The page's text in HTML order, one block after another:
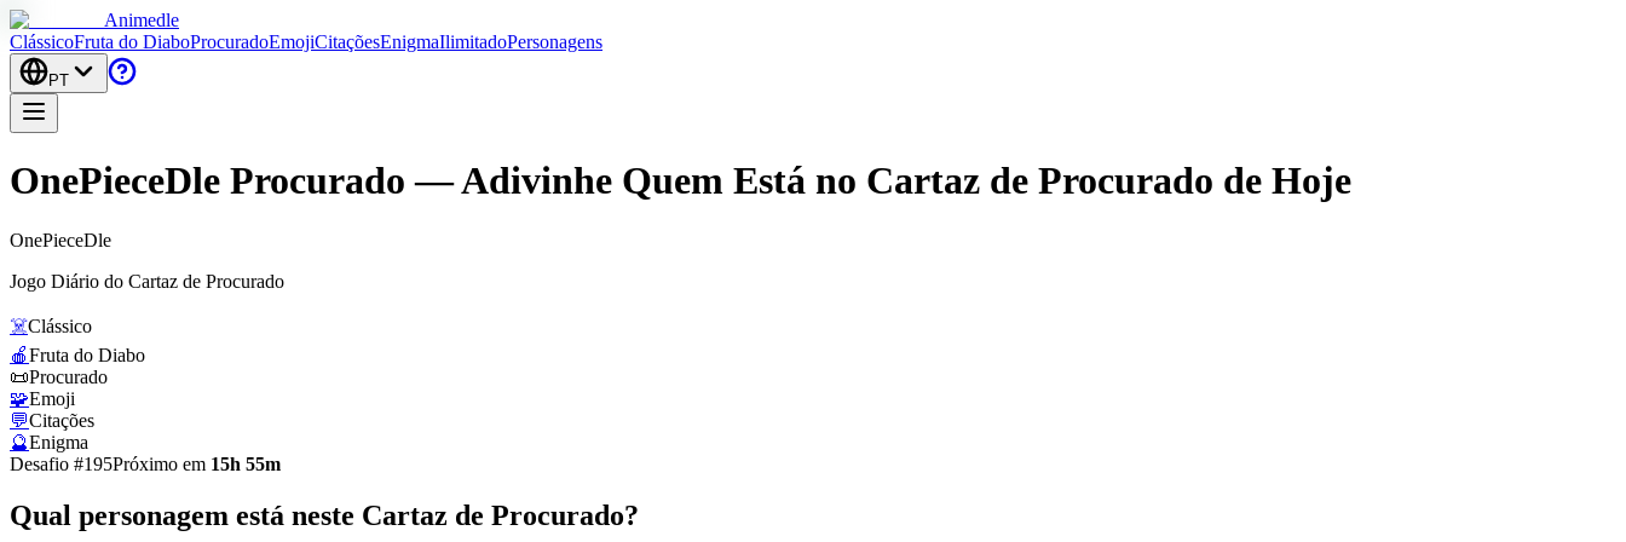
Animedle
ClássicoFruta do DiaboProcuradoEmojiCitaçõesEnigmaIlimitadoPersonagens
PT
OnePieceDle Procurado — Adivinhe Quem Está no Cartaz de Procurado de Hoje
OnePieceDle
Jogo Diário do Cartaz de Procurado
☠️Clássico
🍎Fruta do Diabo
📜Procurado
🧩Emoji
💬Citações
🔮Enigma
Desafio #195Próximo em 15h 55m
Qual personagem está neste Cartaz de Procurado?